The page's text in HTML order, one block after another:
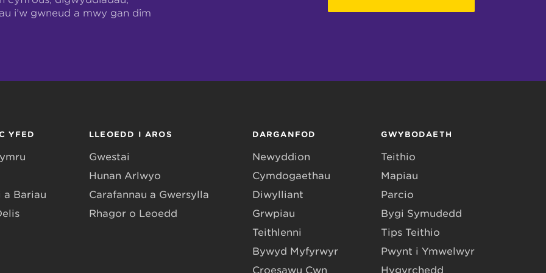
i’w gwneud a mwy gan dîm
YFED
a Bariau
LLEOEDD I AROS
Gwestai
Hunan Arlwyo
Carafannau a Gwersylla
Rhagor o Leoedd
DARGANFOD
Newyddion
Cymdogaethau
Diwylliant
Grwpiau
Teithlenni
Bywyd Myfyrwyr
Croesawu Cŵn
GWYBODAETH
Teithio
Mapiau
Parcio
Bygi Symudedd
Tips Teithio
Pwynt i Ymwelwyr
Hygyrchedd